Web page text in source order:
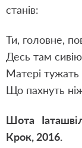
станів:
Ти, головне,
Десь там
Матері
Що пахнуть
Шота
Крок, 2016.